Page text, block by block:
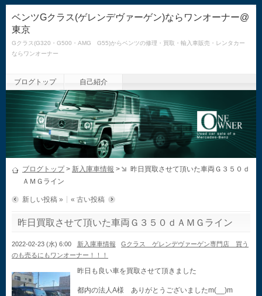
ベンツGクラス(ゲレンデヴァーゲン)ならワンオーナー@
東京
Gクラス(G320・G500・AMG G55)からベンツの修理・買取・輸入車販売・レンタカー
ならワンオーナー
ブログトップ 自己紹介
ブログトップ> 新入庫車情報 >
昨日買取させて頂いた車両Ｇ３５０ｄ
ＡＭＧライン
新しい投稿 » « 古い投稿
昨日買取させて頂いた車両Ｇ３５０ｄＡＭＧライン
2022-02-23 (水) 6:00 新入庫車情報
Gクラス ゲレンデヴァーゲン専門店 買う
のも売るにもワンオーナー！！！
昨日も良い車を買取させて頂きました
都内の法人A様 ありがとうございましたm(__)m